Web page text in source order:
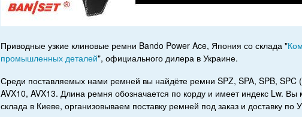
Приводные узкие клиновые ремни Bando Power Ace, Япония со склада "
промышленных деталей", официального дилера в Украине.
Среди поставляемых нами ремней вы найдёте ремни SPZ, SPA, SPB,
AVX10, AVX13. Длина ремня обозначается по корду и имеет индекс Lw. Вы
склада в Киеве, организовываем поставку ремней под заказ и доставку по